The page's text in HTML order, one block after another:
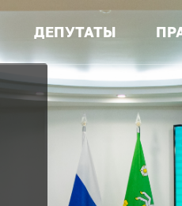
ДЕПУТАТЫ